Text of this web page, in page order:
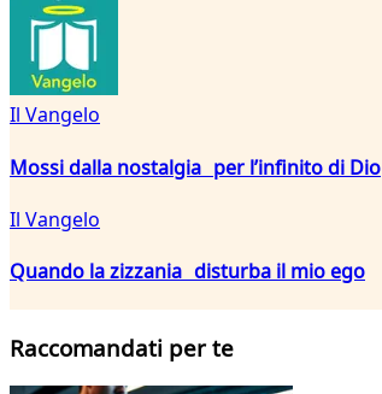
Il Vangelo
Mossi dalla nostalgia per l’infinito di Dio
Il Vangelo
Quando la zizzania disturba il mio ego
Raccomandati per te